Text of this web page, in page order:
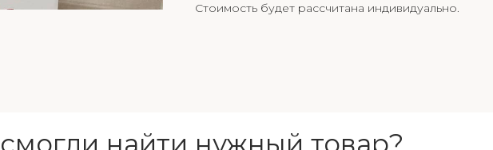
Стоимость будет рассчитана индивидуально.